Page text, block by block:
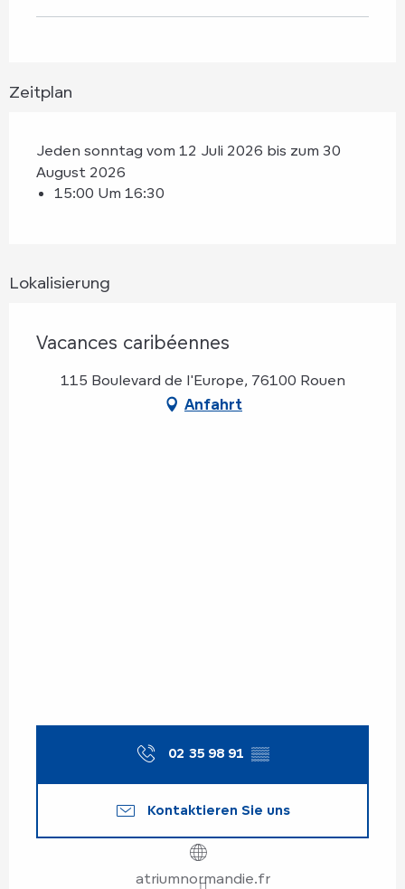
Zeitplan
Jeden sonntag vom 12 Juli 2026 bis zum 30
August 2026
15:00 Um 16:30
Lokalisierung
Vacances caribéennes
115 Boulevard de l'Europe, 76100 Rouen
Anfahrt
02 35 98 91 ▒▒
Kontaktieren Sie uns
atriumnormandie.fr